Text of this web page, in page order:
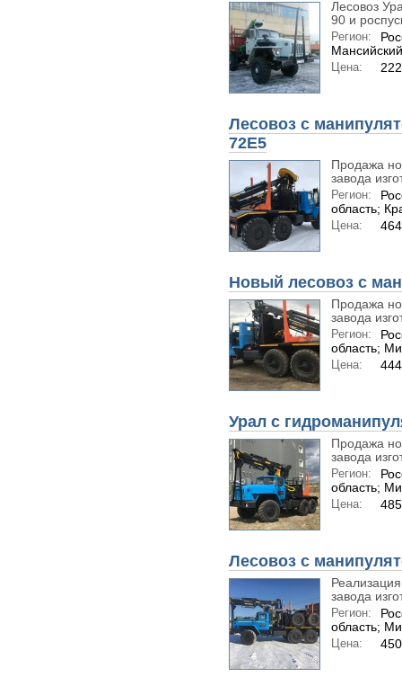
Лесовоз
90 и
Регион:
Цена:
Лесовоз с
72Е5
Продажа
завода
Регион:
область;
Цена:
Новый лесовоз с
Продажа
завода
Регион:
область;
Цена:
Урал с
Продажа
завода
Регион:
область;
Цена:
Лесовоз с
завода
Регион:
область;
Цена: